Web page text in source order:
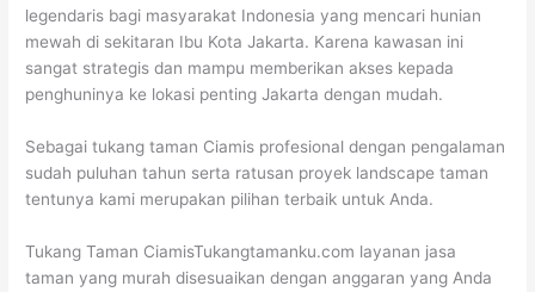
legendaris bagi masyarakat Indonesia yang mencari hunian
mewah di sekitaran Ibu Kota Jakarta. Karena kawasan ini
sangat strategis dan mampu memberikan akses kepada
penghuninya ke lokasi penting Jakarta dengan mudah.
Sebagai tukang taman Ciamis profesional dengan pengalaman
sudah puluhan tahun serta ratusan proyek landscape taman
tentunya kami merupakan pilihan terbaik untuk Anda.
Tukang Taman CiamisTukangtamanku.com layanan jasa
taman yang murah disesuaikan dengan anggaran yang Anda